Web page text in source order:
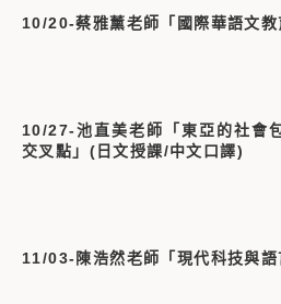
10/20-蔡雅薰老師「國際華語文教
10/27-池直美老師「東亞的社會
交叉點」(日文授課/中文口譯)
11/03-陳浩然老師「現代科技與語